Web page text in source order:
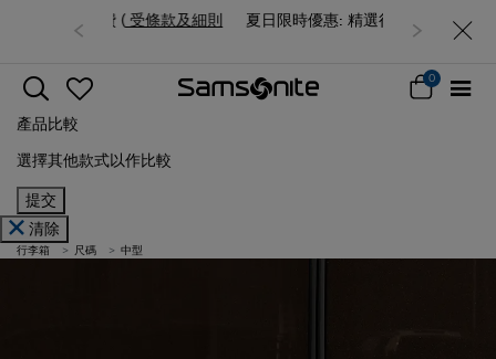
夏日限時優惠: 精選行李箱低至6折
產品比較
清除
行李箱